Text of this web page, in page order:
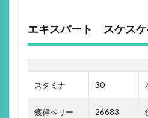
エキスパート スケス
スタミナ 30
獲得ベリー 26683